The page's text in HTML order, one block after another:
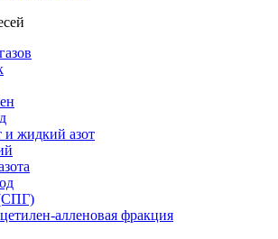
и жидкий азот
алленовая фракция